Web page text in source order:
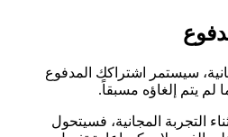
سيستمر اشتراكك المدفوع
لم يتم إلغاؤه مسبقاً.
التجربة المجانية، فسيتحول